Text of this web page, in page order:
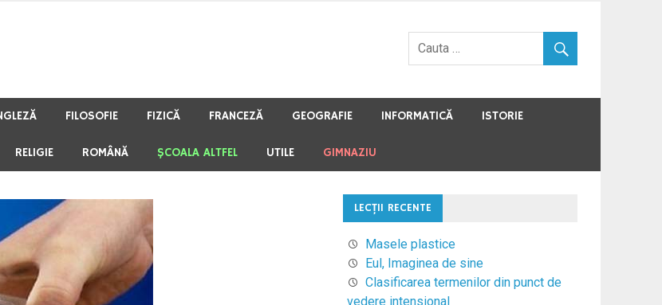
FILOSOFIE FIZICĂ FRANCEZĂ GEOGRAFIE INFORMATICĂ ISTORIE
RELIGIE ROMÂNĂ ŞCOALA ALTFEL UTILE GIMNAZIU
LECŢII RECENTE
Masele plastice
Eul, Imaginea de sine
Clasificarea termenilor din punct de
vedere intensional